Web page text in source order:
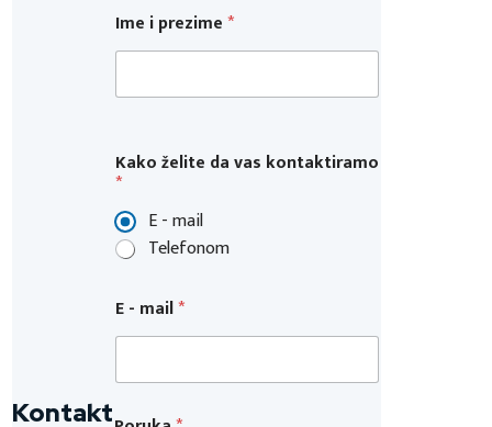
Kontakt
Ime i prezime*
Kako želite da vas kontaktiramo
*
E - mail
Telefonom
E - mail*